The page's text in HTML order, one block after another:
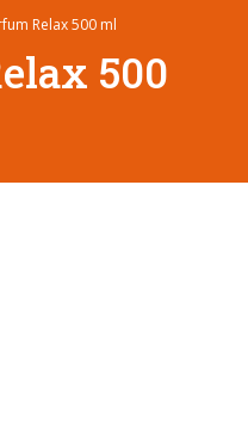
Relax 500 ml
500